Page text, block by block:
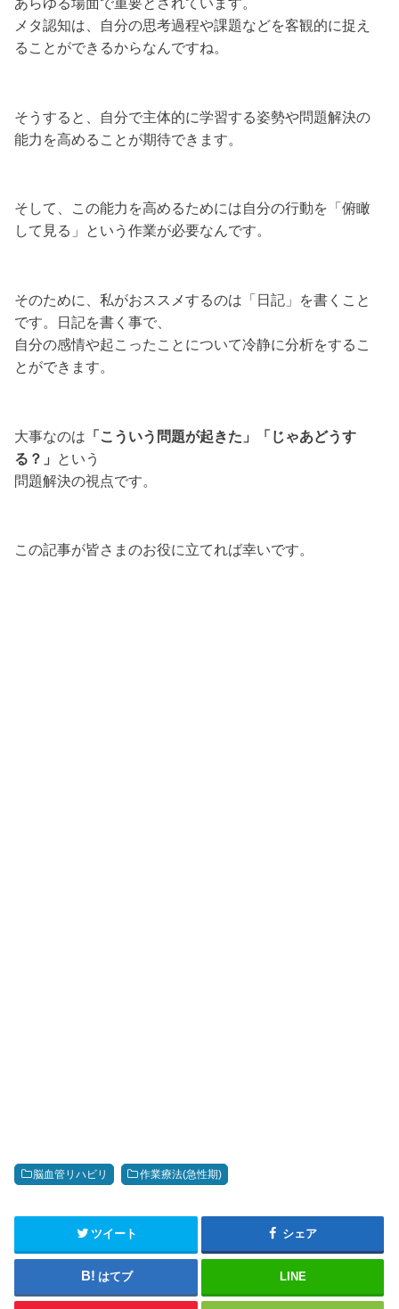
メタ認知は、自分の思考過程や課題などを客観的に捉え
ることができるからなんですね。
そうすると、自分で主体的に学習する姿勢や問題解決の
能力を高めることが期待できます。
そして、この能力を高めるためには自分の行動を「俯瞰
して見る」という作業が必要なんです。
そのために、私がおススメするのは「日記」を書くこと
です。日記を書く事で、
自分の感情や起こったことについて冷静に分析をするこ
とができます。
大事なのは 「こういう問題が起きた」「じゃあどうす
る？」 という
問題解決の視点です。
この記事が皆さまのお役に立てれば幸いです。
脳血管リハビリ 作業療法(急性期)
ツイート シェア
はてブ LINE